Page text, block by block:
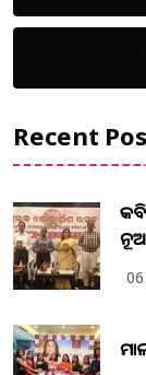
Recent